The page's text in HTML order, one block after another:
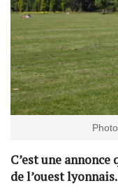
C’est une
de l’ouest lyonnais.